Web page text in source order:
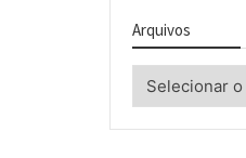
Arquivos
Arquivos